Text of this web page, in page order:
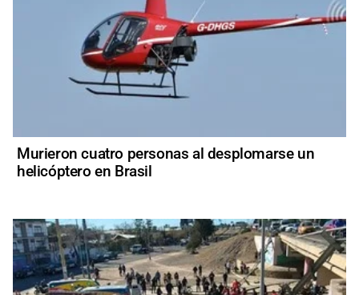
Murieron cuatro personas al desplomarse un
helicóptero en Brasil